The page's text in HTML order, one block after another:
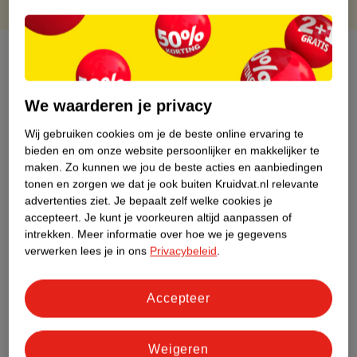
Over dit product
Etiketinformatie
Nature Impact Score
Dit product heeft (nog) geen Nature
Bestel & Bezorginformatie
We waarderen je privacy
Wij gebruiken cookies om je de beste online ervaring te
bieden en om onze website persoonlijker en makkelijker te
maken. Zo kunnen we jou de beste acties en aanbiedingen
tonen en zorgen we dat je ook buiten Kruidvat.nl relevante
advertenties ziet. Je bepaalt zelf welke cookies je
accepteert. Je kunt je voorkeuren altijd aanpassen of
intrekken. Meer informatie over hoe we je gegevens
verwerken lees je in ons Privacybeleid.
Weigeren
Accepteer